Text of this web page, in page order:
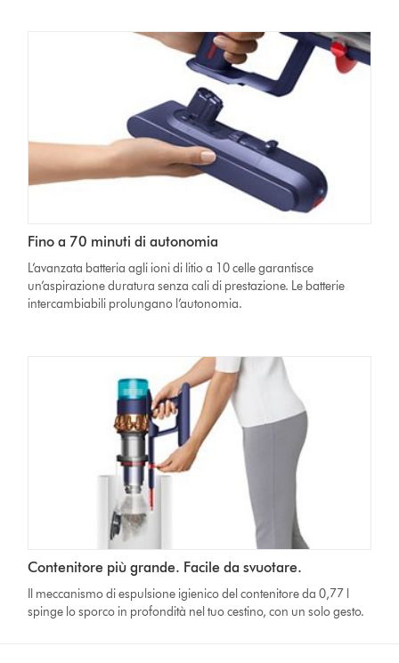
Fino a 70 minuti di autonomia
L’avanzata batteria agli ioni di litio a 10 celle garantisce
un’aspirazione duratura senza cali di prestazione. Le batterie
intercambiabili prolungano l’autonomia.
Contenitore più grande. Facile da svuotare.
Il meccanismo di espulsione igienico del contenitore da 0,77 l
spinge lo sporco in profondità nel tuo cestino, con un solo gesto.